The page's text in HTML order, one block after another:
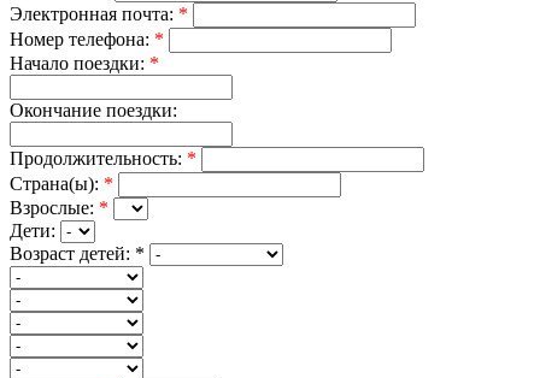
Электронная почта: *
Номер телефона: *
Начало поездки: *
Окончание поездки:
Продолжительность: *
Страна(ы): *
Взрослые: *
Дети:
Возраст детей: *